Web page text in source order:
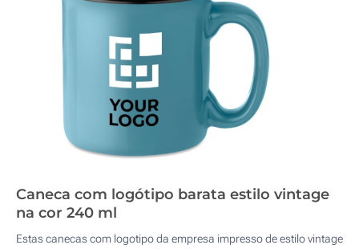
Caneca com logótipo barata estilo vintage
na cor 240 ml
Estas canecas com logotipo da empresa impresso de estilo vintage